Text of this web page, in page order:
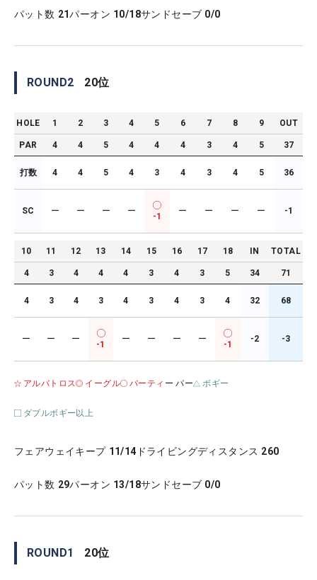
パット数 21パーオン 10/18サンドセーブ 0/0
ROUND2 20位
HOLE 1 2 3 4 5 6 7 8 9 OUT
PAR 4 4 5 4 4 4 3 4 5 37
打数 4 4 5 4 3 4 3 4 5 36
SC ー ー ー ー
-1
ー ー ー ー -1
10 11 12 13 14 15 16 17 18 IN TOTAL
4 3 4 4 4 3 4 3 5 34 71
4 3 4 3 4 3 4 3 4 32 68
ー ー ー
-1
ー ー ー ー
-1
-2 -3
アルバトロス イーグル バーティ ー パー ボギー
ダブルボギー以上
フェアウェイキープ 11/14 ドライビングディスタンス 260
パット数 29パーオン 13/18サンドセーブ 0/0
ROUND1 20位